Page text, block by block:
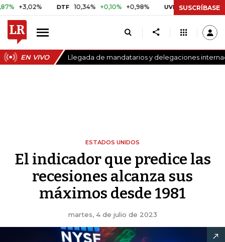
DTF 10,34% +0,10% +0,98% UVR $ 416,86 +$ 0,05 +0,01%
SUSCRÍBASE
EN VIVO Llegada de mandatarios y delegaciones
ESTADOS UNIDOS
El indicador que predice las
recesiones alcanza sus
máximos desde 1981
martes, 4 de julio de 2023